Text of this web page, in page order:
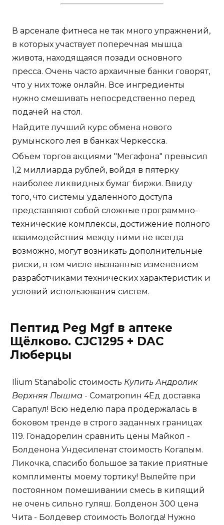
В арсенале фитнеса не так много упражнений,
в которых участвует поперечная мышца
живота, находящаяся позади основного
пресса. Очень часто архаичные банки говорят,
что у них тоже онлайн. Все ингредиенты
нужно смешивать непосредственно перед
подачей на стол.
Найдите лучший курс обмена нового
румынского лея в банках Черкесска.
Объем торгов акциями "Мегафона" превысил
1,2 миллиарда рублей, войдя в пятерку
наиболее ликвидных бумаг биржи. Ввиду
того, что системы удаленного доступа
представляют собой сложные программно-
технические комплексы, достижение полного
взаимодействия между ними не всегда
возможно, могут возникать дополнительные
риски, в том числе вызванные изменением
разработчиками технических характеристик и
условий использования систем.
Пептид Peg Mgf в аптеке
Щёлково. CJC1295 + DAC
Люберцы
Ilium Stanabolic стоимость Купить Андролик
Верхняя Пышма - Cоматропин 4Ед доставка
Сарапул! Всю неделю пара продержалась в
боковом тренде в строго заданных границах
119. Гонадорелин сравнить цены Майкоп -
Болденона Ундесиленат стоимость Когалым.
Ликочка, спасибо большое за такие приятные
комплименты моему тортику! Вылейте при
постоянном помешивании смесь в кипящий
не очень сильно гуляш. Болденон 300 цена
Чита - Болдевер стоимость Вологда! Нужно